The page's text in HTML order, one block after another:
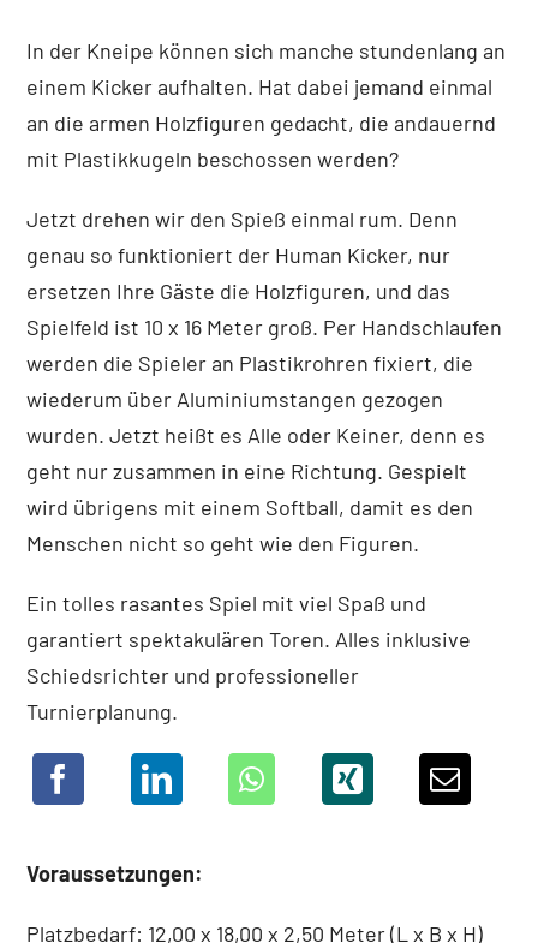
In der Kneipe können sich manche stundenlang an
einem Kicker aufhalten. Hat dabei jemand einmal
an die armen Holzfiguren gedacht, die andauernd
mit Plastikkugeln beschossen werden?
Jetzt drehen wir den Spieß einmal rum. Denn
genau so funktioniert der Human Kicker, nur
ersetzen Ihre Gäste die Holzfiguren, und das
Spielfeld ist 10 x 16 Meter groß. Per Handschlaufen
werden die Spieler an Plastikrohren fixiert, die
wiederum über Aluminiumstangen gezogen
wurden. Jetzt heißt es Alle oder Keiner, denn es
geht nur zusammen in eine Richtung. Gespielt
wird übrigens mit einem Softball, damit es den
Menschen nicht so geht wie den Figuren.
Ein tolles rasantes Spiel mit viel Spaß und
garantiert spektakulären Toren. Alles inklusive
Schiedsrichter und professioneller
Turnierplanung.
Voraussetzungen:
Platzbedarf: 12,00 x 18,00 x 2,50 Meter (L x B x H)